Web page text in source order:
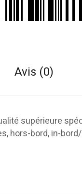
Avis (0)
supérieure
hors-bord, in-